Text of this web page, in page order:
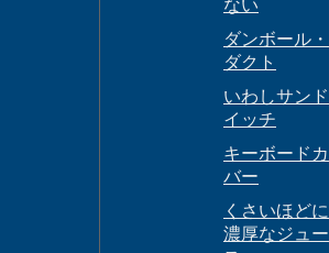
ない
ダンボール・
ダクト
いわしサンド
イッチ
キーボードカ
バー
くさいほどに
濃厚なジュー